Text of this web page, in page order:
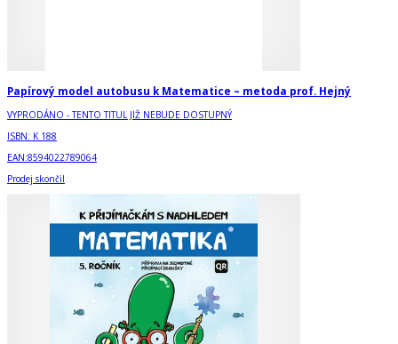
Papírový model autobusu k Matematice – metoda prof. Hejný
VYPRODÁNO - TENTO TITUL JIŽ NEBUDE DOSTUPNÝ
ISBN: K 188
EAN:8594022789064
Prodej skončil